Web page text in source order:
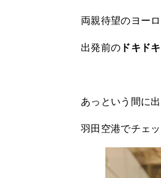
両親待望のヨー
出発前の ドキド
あっという間に出
羽田空港でチェ